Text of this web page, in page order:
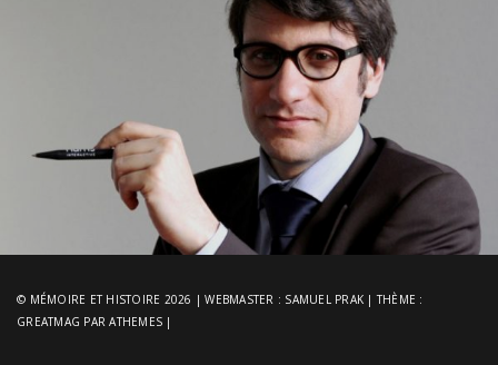
© MÉMOIRE ET HISTOIRE 2026 |WEBMASTER : SAMUEL PRAK |THÈME :
GREATMAG PAR ATHEMES |